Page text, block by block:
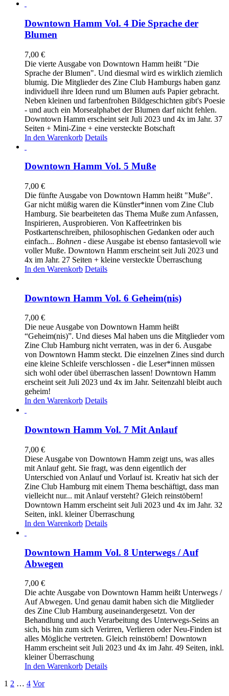
Downtown Hamm Vol. 4 Die Sprache der
Blumen
7,00 €
Die vierte Ausgabe von Downtown Hamm heißt "Die
Sprache der Blumen". Und diesmal wird es wirklich ziemlich
blumig. Die Mitglieder des Zine Club Hamburgs haben ganz
individuell ihre Ideen rund um Blumen aufs Papier gebracht.
Neben kleinen und farbenfrohen Bildgeschichten gibt's Poesie
- und auch ein Morsealphabet der Blumen darf nicht fehlen.
Downtown Hamm erscheint seit Juli 2023 und 4x im Jahr. 37
Seiten + Mini-Zine + eine versteckte Botschaft
In den Warenkorb Details
Downtown Hamm Vol. 5 Muße
7,00 €
Die fünfte Ausgabe von Downtown Hamm heißt "Muße".
Gar nicht müßig waren die Künstler*innen vom Zine Club
Hamburg. Sie bearbeiteten das Thema Muße zum Anfassen,
Inspirieren, Ausprobieren. Von Kaffeetrinken bis
Postkartenschreiben, philosophischen Gedanken oder auch
einfach... Bohnen - diese Ausgabe ist ebenso fantasievoll wie
voller Muße. Downtown Hamm erscheint seit Juli 2023 und
4x im Jahr. 27 Seiten + kleine versteckte Überraschung
In den Warenkorb Details
Downtown Hamm Vol. 6 Geheim(nis)
7,00 €
Die neue Ausgabe von Downtown Hamm heißt
“Geheim(nis)”. Und dieses Mal haben uns die Mitglieder vom
Zine Club Hamburg nicht verraten, was in der 6. Ausgabe
von Downtown Hamm steckt. Die einzelnen Zines sind durch
eine kleine Schleife verschlossen - die Leser*innen müssen
sich wohl oder übel überraschen lassen! Downtown Hamm
erscheint seit Juli 2023 und 4x im Jahr. Seitenzahl bleibt auch
geheim!
In den Warenkorb Details
Downtown Hamm Vol. 7 Mit Anlauf
7,00 €
Diese Ausgabe von Downtown Hamm zeigt uns, was alles
mit Anlauf geht. Sie fragt, was denn eigentlich der
Unterschied von Anlauf und Vorlauf ist. Kreativ hat sich der
Zine Club Hamburg mit einem Thema beschäftigt, dass man
vielleicht nur... mit Anlauf versteht? Gleich reinstöbern!
Downtown Hamm erscheint seit Juli 2023 und 4x im Jahr. 32
Seiten, inkl. kleiner Überraschung
In den Warenkorb Details
Downtown Hamm Vol. 8 Unterwegs / Auf
Abwegen
7,00 €
Die achte Ausgabe von Downtown Hamm heißt Unterwegs /
Auf Abwegen. Und genau damit haben sich die Mitglieder
des Zine Club Hamburg auseinandergesetzt. Von der
Behandlung und auch Verarbeitung des Unterwegs-Seins an
sich, bis hin zum sich Verirren, Verlieren oder Neu-Finden ist
alles Mögliche vertreten. Gleich reinstöbern! Downtown
Hamm erscheint seit Juli 2023 und 4x im Jahr. 49 Seiten, inkl.
kleiner Überraschung
In den Warenkorb Details
1 2 … 4 Vor